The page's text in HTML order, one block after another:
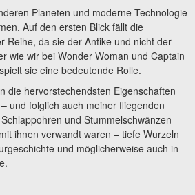
Planeten und moderne Technologie
Auf den ersten Blick fällt die
Reihe, da sie der Antike und nicht der
wie wir bei Wonder Woman und Captain
sie eine bedeutende Rolle.
die hervorstechendsten Eigenschaften
und folglich auch meiner fliegenden
und Stummelschwänzen
ihnen verwandt waren – tiefe Wurzeln
und möglicherweise auch in